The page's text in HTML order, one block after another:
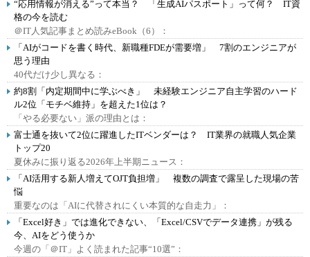
“応用情報が消える”って本当？ 「生成AIパスポート」って何？ IT資
格の今を読む
＠IT人気記事まとめ読みeBook（6）：
「AIがコードを書く時代、新職種FDEが需要増」 7割のエンジニアが
思う理由
40代だけ少し異なる：
約8割「内定期間中に学ぶべき」 未経験エンジニア自主学習のハード
ル2位「モチベ維持」を超えた1位は？
「やる必要ない」派の理由とは：
富士通を抜いて2位に躍進したITベンダーは？ IT業界の就職人気企業
トップ20
夏休みに振り返る2026年上半期ニュース：
「AI活用する新人増えてOJT負担増」 複数の調査で露呈した現場の苦
悩
重要なのは「AIに代替されにくい本質的な自走力」：
「Excel好き」では進化できない、「Excel/CSVでデータ連携」が残る
今、AIをどう使うか
今週の「＠IT」よく読まれた記事“10選”：